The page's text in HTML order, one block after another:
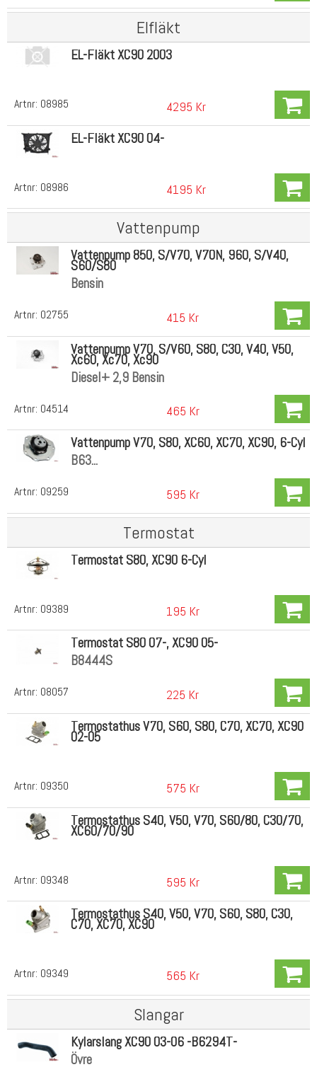
Elfläkt
Artnr: 08985
EL-Fläkt XC90 2003
4295 Kr
Artnr: 08986
EL-Fläkt XC90 04-
4195 Kr
Vattenpump
Artnr: 02755
Vattenpump 850, S/V70, V70N, 960, S/V40,
S60/S80
Bensin
415 Kr
Artnr: 04514
Vattenpump V70, S/V60, S80, C30, V40, V50,
Xc60, Xc70, Xc90
Diesel+ 2,9 Bensin
465 Kr
Artnr: 09259
Vattenpump V70, S80, XC60, XC70, XC90, 6-Cyl
B63...
595 Kr
Termostat
Artnr: 09389
Termostat S80, XC90 6-Cyl
195 Kr
Artnr: 08057
Termostat S80 07-, XC90 05-
B8444S
225 Kr
Artnr: 09350
Termostathus V70, S60, S80, C70, XC70, XC90
02-05
575 Kr
Artnr: 09348
Termostathus S40, V50, V70, S60/80, C30/70,
XC60/70/90
595 Kr
Artnr: 09349
Termostathus S40, V50, V70, S60, S80, C30,
C70, XC70, XC90
565 Kr
Slangar
Kylarslang XC90 03-06 -B6294T-
Övre